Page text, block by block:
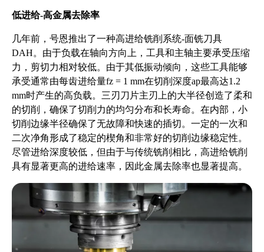
低进给-高金属去除率
几年前，号恩推出了一种高进给铣削系统-面铣刀具
DAH。由于负载在轴向方向上，工具和主轴主要承受压缩
力，剪切力相对较低。由于其低振动倾向，这些工具能够
承受通常由每齿进给量fz = 1 mm在切削深度ap最高达1.2
mm时产生的高负载。三刃刀片主刃上的大半径创造了柔和
的切削，确保了切削力的均匀分布和长寿命。在内部，小
切削边缘半径确保了无故障和快速的插切。一定的一次和
二次净角形成了稳定的楔角和非常好的切削边缘稳定性。
尽管进给深度较低，但由于与传统铣削相比，高进给铣削
具有显著更高的进给速率，因此金属去除率也显著提高。